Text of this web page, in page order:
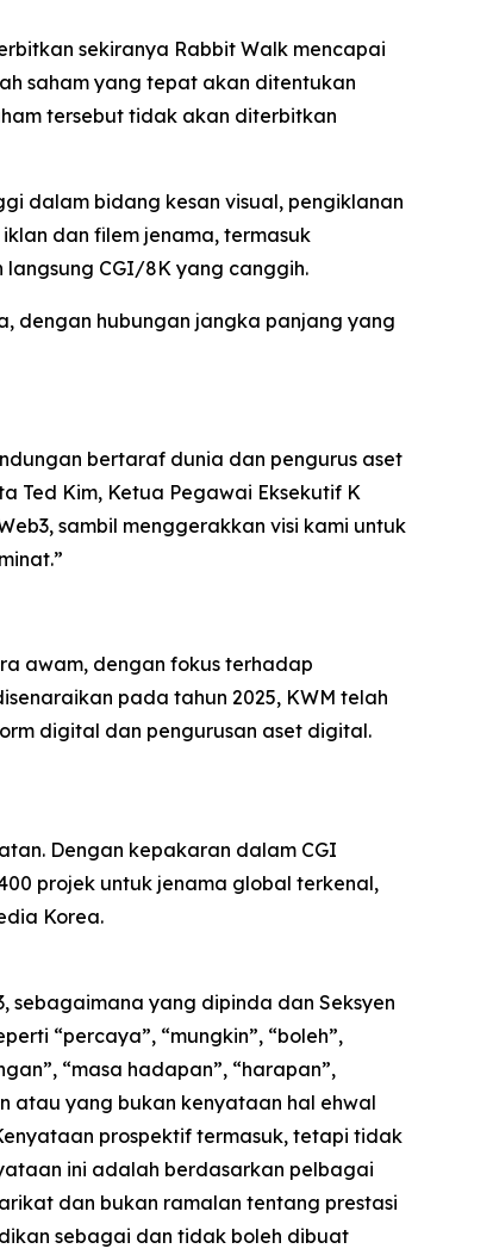
sekiranya Rabbit Walk mencapai
saham yang tepat akan ditentukan
tersebut tidak akan diterbitkan
dalam bidang kesan visual, pengiklanan
dan filem jenama, termasuk
langsung CGI/8K yang canggih.
dengan hubungan jangka panjang yang
bertaraf dunia dan pengurus aset
Ted Kim, Ketua Pegawai Eksekutif K
sambil menggerakkan visi kami untuk
awam, dengan fokus terhadap
pada tahun 2025, KWM telah
digital dan pengurusan aset digital.
Dengan kepakaran dalam CGI
projek untuk jenama global terkenal,
Korea.
sebagaimana yang dipinda dan Seksyen
“percaya”, “mungkin”, “boleh”,
“masa hadapan”, “harapan”,
atau yang bukan kenyataan hal ehwal
prospektif termasuk, tetapi tidak
ini adalah berdasarkan pelbagai
dan bukan ramalan tentang prestasi
sebagai dan tidak boleh dibuat